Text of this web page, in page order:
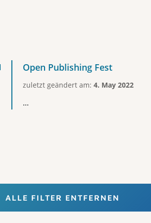
Open Publishing Fest
zuletzt geändert am: 4. May 2022
...
ALLE FILTER ENTFERNEN